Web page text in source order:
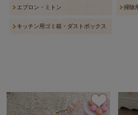
エプロン・ミトン 掃除
キッチン用ゴミ箱・ダストボックス